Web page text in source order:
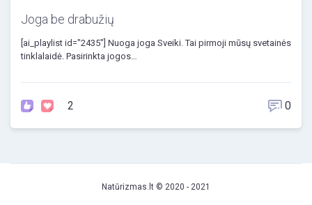
Joga be drabužių
[ai_playlist id="2435"] Nuoga joga Sveiki. Tai pirmoji mūsų svetainės
tinklalaidė. Pasirinkta jogos…
2 0
Natūrizmas.lt © 2020 - 2021